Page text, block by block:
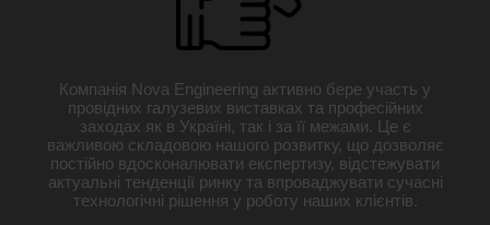
Компанія Nova Engineering активно бере участь у
провідних галузевих виставках та професійних
заходах як в Україні, так і за її межами. Це є
важливою складовою нашого розвитку, що дозволяє
постійно вдосконалювати експертизу, відстежувати
актуальні тенденції ринку та впроваджувати сучасні
технологічні рішення у роботу наших клієнтів.